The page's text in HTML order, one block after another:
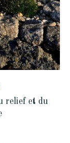
relief et du